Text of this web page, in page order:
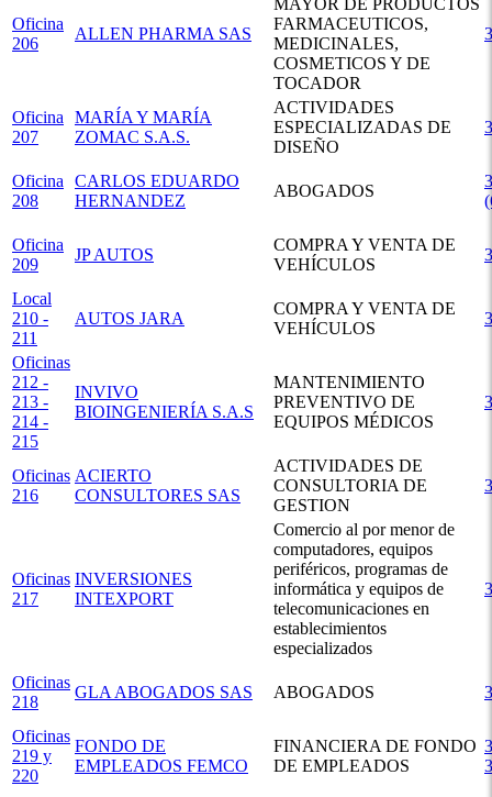
Oficina
206
ALLEN PHARMA SAS
FARMACEUTICOS,
MEDICINALES,
COSMETICOS Y DE
TOCADOR
Oficina
207
MARÍA Y MARÍA
ZOMAC S.A.S.
ACTIVIDADES
ESPECIALIZADAS DE
DISEÑO
Oficina
208
CARLOS EDUARDO
HERNANDEZ
ABOGADOS
Oficina
209
JP AUTOS
COMPRA Y VENTA DE
VEHÍCULOS
Local
210 -
211
AUTOS JARA
COMPRA Y VENTA DE
VEHÍCULOS
Oficinas
212 -
213 -
214 -
215
INVIVO
BIOINGENIERÍA S.A.S
MANTENIMIENTO
PREVENTIVO DE
EQUIPOS MÉDICOS
Oficinas
216
ACIERTO
CONSULTORES SAS
ACTIVIDADES DE
CONSULTORIA DE
GESTION
Oficinas
217
INVERSIONES
INTEXPORT
Comercio al por menor de
computadores, equipos
periféricos, programas de
informática y equipos de
telecomunicaciones en
establecimientos
especializados
Oficinas
218
GLA ABOGADOS SAS ABOGADOS
Oficinas
219 y
220
FONDO DE
EMPLEADOS FEMCO
FINANCIERA DE FONDO
DE EMPLEADOS